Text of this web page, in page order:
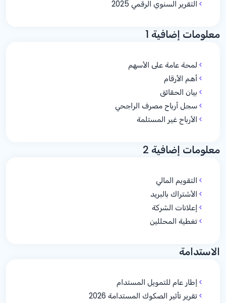
التقرير السنوي الرقمي 2025
معلومات إضافية 1
لمحة عامة على الأسهم
أهم الأرقام
بيان الحقائق
سجل أرباح مصرف الراجحي
الأرباح غير المستلمة
معلومات إضافية 2
التقويم المالي
الأشتراك بالبريد
إعلانات الشركة
تغطية المحللين
الاستدامة
إطار عام للتمويل المستدام
تقرير تأثير الصكوك المستدامة 2026